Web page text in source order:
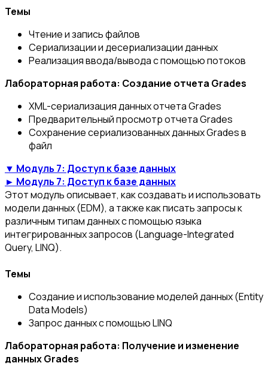
Темы
Чтение и запись файлов
Сериализации и десериализации данных
Реализация ввода/вывода с помощью потоков
Лабораторная работа: Создание отчета Grades
XML-сериализация данных отчета Grades
Предварительный просмотр отчета Grades
Сохранение сериализованных данных Grades в
файл
▼ Модуль 7: Доступ к базе данных
► Модуль 7: Доступ к базе данных
Этот модуль описывает, как создавать и использовать
модели данных (EDM), а также как писать запросы к
различным типам данных с помощью языка
интегрированных запросов (Language-Integrated
Query, LINQ).
Темы
Создание и использование моделей данных (Entity
Data Models)
Запрос данных с помощью LINQ
Лабораторная работа: Получение и изменение
данных Grades